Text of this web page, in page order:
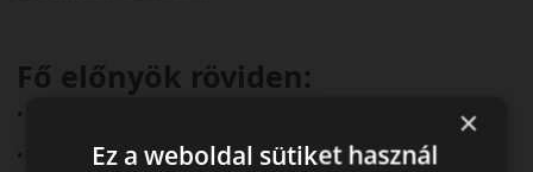
Fő előnyök röviden:
• 3PMSF és M+S minősítés
• ADAC és AutoBild teszteken kiemelkedő eredmények
×
Ez a weboldal sütiket használ